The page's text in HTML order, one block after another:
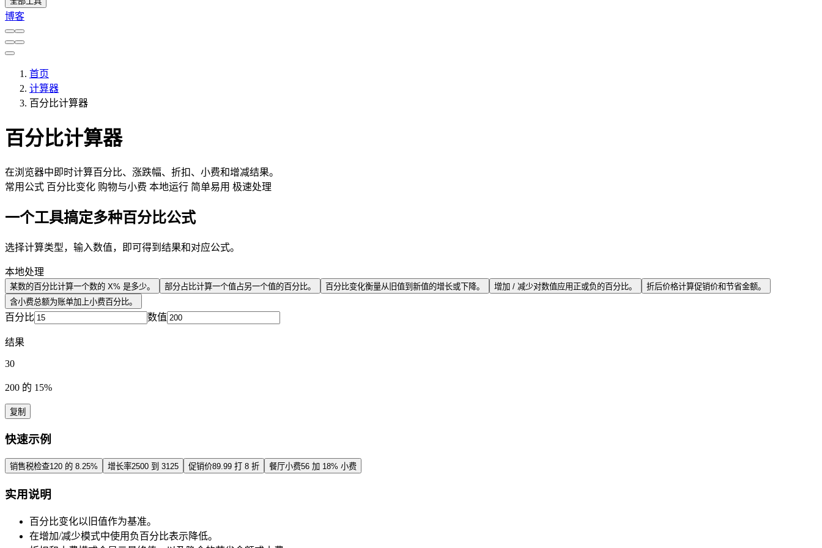
博客
首页
计算器
百分比计算器
百分比计算器
在浏览器中即时计算百分比、涨跌幅、折扣、小费和增减结果。
常用公式 百分比变化 购物与小费 本地运行 简单易用 极速处理
一个工具搞定多种百分比公式
选择计算类型，输入数值，即可得到结果和对应公式。
本地处理
某数的百分比计算一个数的 X% 是多少。 部分占比计算一个值占另一个值的百分比。 百分比变化衡量从旧值到新值的增长或下降。 增加 / 减少对数值应用正或负的百分比。 折后价格计算促销价和节省金额。
含小费总额为账单加上小费百分比。
百分比 数值
结果
30
200 的 15%
复制
快速示例
销售税检查120 的 8.25% 增长率2500 到 3125 促销价89.99 打 8 折 餐厅小费56 加 18% 小费
实用说明
百分比变化以旧值作为基准。
在增加/减少模式中使用负百分比表示降低。